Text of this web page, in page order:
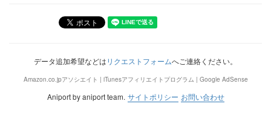
データ追加希望などはリクエストフォームへご連絡ください。
Amazon.co.jpアソシエイト | iTunesアフィリエイトプログラム | Google AdSense
Aniport by aniport team. サイトポリシー お問い合わせ